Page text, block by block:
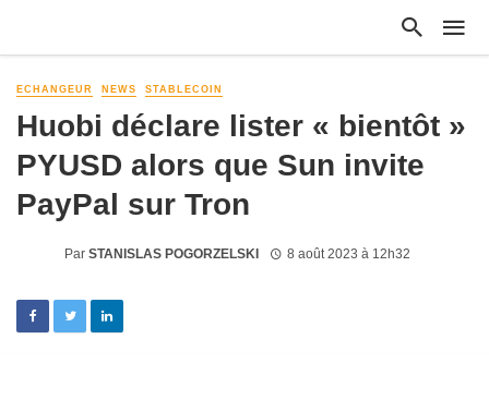
ECHANGEUR NEWS STABLECOIN
Huobi déclare lister « bientôt »
PYUSD alors que Sun invite
PayPal sur Tron
Par STANISLAS POGORZELSKI 8 août 2023 à 12h32